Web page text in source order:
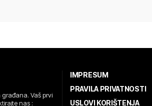
građana. Vaš prvi
nas :
IMPRESUM
PRAVILA PRIVATNOSTI
USLOVI KORIŠTENJA